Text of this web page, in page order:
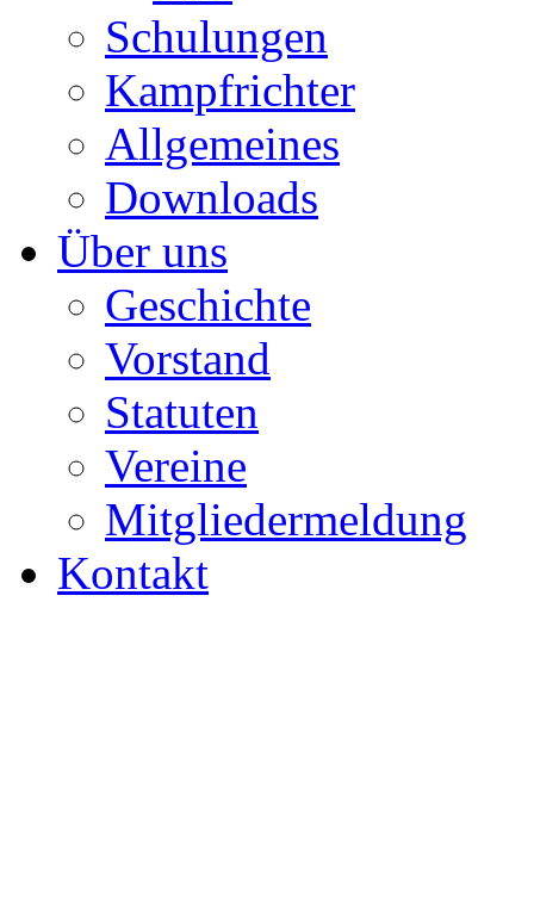
Schulungen
Kampfrichter
Allgemeines
Downloads
Über uns
Geschichte
Vorstand
Statuten
Vereine
Mitgliedermeldung
Kontakt